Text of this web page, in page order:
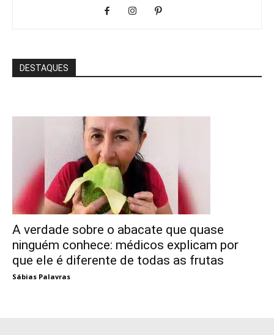
DESTAQUES
A verdade sobre o abacate que quase
ninguém conhece: médicos explicam por
que ele é diferente de todas as frutas
Sábias Palavras